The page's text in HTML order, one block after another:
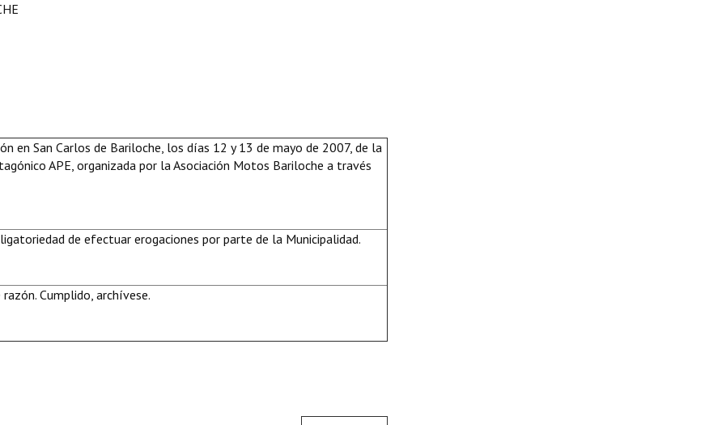
en San Carlos de Bariloche, los días 12 y 13 de mayo de 2007, de la
APE, organizada por la Asociación Motos Bariloche a través
de efectuar erogaciones por parte de la Municipalidad.
Cumplido, archívese.